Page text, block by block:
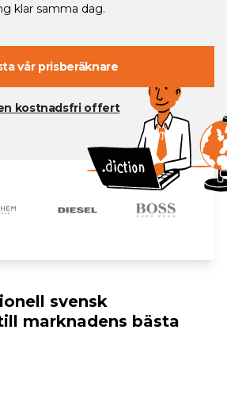
klar samma dag.
vår prisberäknare
kostnadsfri offert
svensk
marknadens bästa